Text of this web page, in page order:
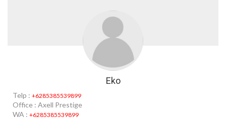
Eko
Telp : +6285385539899
Office : Axell Prestige
WA : +6285385539899